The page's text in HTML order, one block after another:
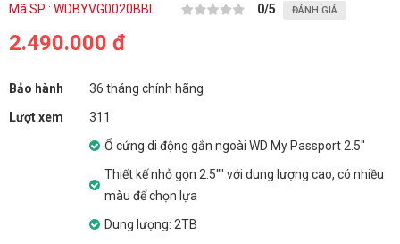
Mã SP : WDBYVG0020BBL 0/5 ĐÁNH GIÁ
2.490.000 đ
Bảo hành
36 tháng chính hãng
Lượt xem
311
Ổ cứng di động gắn ngoài WD My Passport 2.5''
Thiết kế nhỏ gọn 2.5"" với dung lượng cao, có nhiều
màu để chọn lựa
Dung lượng: 2TB